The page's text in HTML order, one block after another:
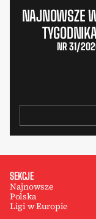
NAJNOWSZE
NR 31/
SEKCJE
Najnowsze
Polska
Ligi w Europie